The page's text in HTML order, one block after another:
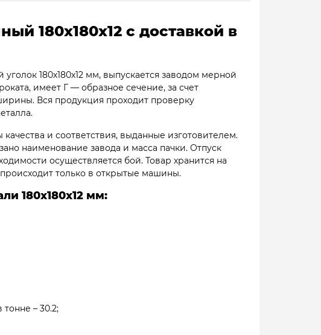
180х180х12 с доставкой в
180х180х12 мм, выпускается заводом мерной
имеет Г — образное сечение, за счет
Вся продукция проходит проверку
и соответствия, выданные изготовителем.
наименование завода и масса пачки. Отпуск
осуществляется бой. Товар хранится на
только в открытые машины.
180х180х12 мм:
тонне – 30.2;